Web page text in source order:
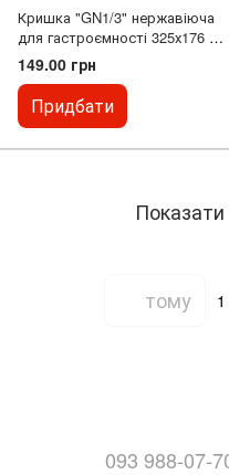
Кришка "GN1/3" нержавіюча
для гастроємності 325х176 мм
(шт)
149.00 грн
Придбати
тому 1
093 988-07-